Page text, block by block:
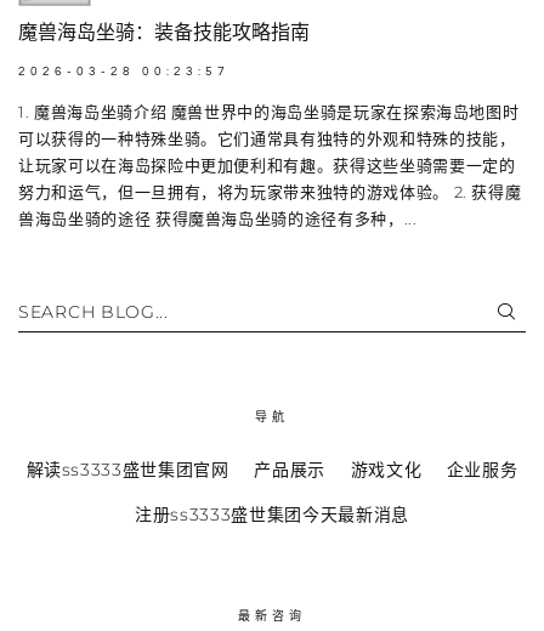
魔兽海岛坐骑：装备技能攻略指南
2026-03-28 00:23:57
1. 魔兽海岛坐骑介绍 魔兽世界中的海岛坐骑是玩家在探索海岛地图时
可以获得的一种特殊坐骑。它们通常具有独特的外观和特殊的技能，
让玩家可以在海岛探险中更加便利和有趣。获得这些坐骑需要一定的
努力和运气，但一旦拥有，将为玩家带来独特的游戏体验。 2. 获得魔
兽海岛坐骑的途径 获得魔兽海岛坐骑的途径有多种，...
SEARCH BLOG...
导航
解读ss3333盛世集团官网 产品展示 游戏文化 企业服务
注册ss3333盛世集团今天最新消息
最新咨询